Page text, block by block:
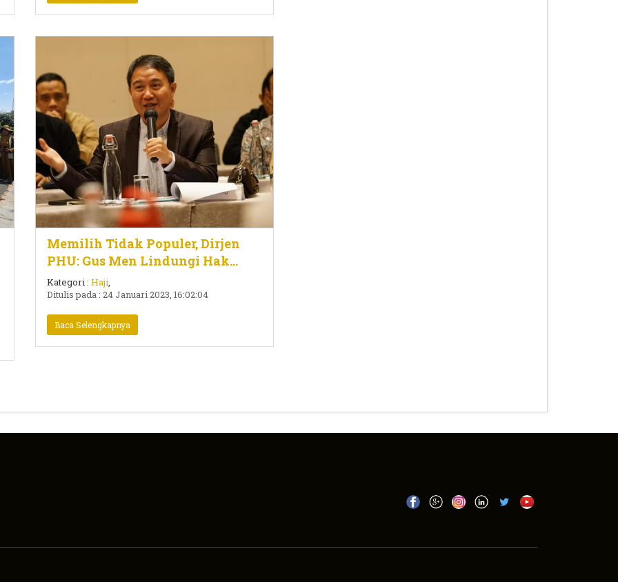
Memilih Tidak Populer, Dirjen
PHU: Gus Men Lindungi Hak
Nilai Manfaat Seluruh Jemaah
Haji
Kategori : Haji,
Ditulis pada : 24 Januari 2023, 16:02:04
Baca Selengkapnya